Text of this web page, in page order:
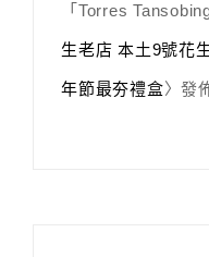
「 Torres
生老店 本土9號花
年節最夯禮盒〉發